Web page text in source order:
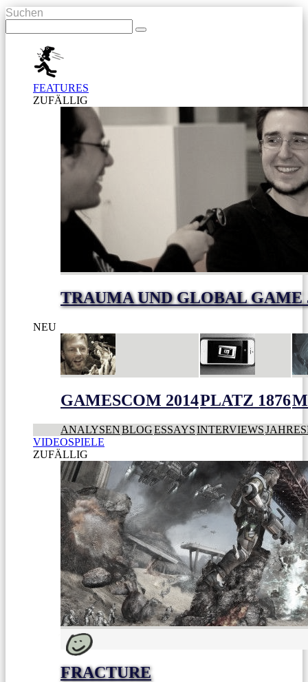
Suchen
FEATURES
ZUFÄLLIG
TRAUMA UND GLOBAL GAME
NEU
GAMESCOM 2014PLATZ 1876
ANALYSENBLOGESSAYSINTERVIEWS
VIDEOSPIELE
ZUFÄLLIG
FRACTURE